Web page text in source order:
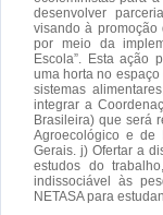
desenvolver
visando à promoção
por meio da
Escola”. Esta ação
uma horta no
sistemas
integrar a
Brasileira) que será
Agroecológico e de
Gerais. j) Ofertar a
estudos do
indissociável às
NETASA para